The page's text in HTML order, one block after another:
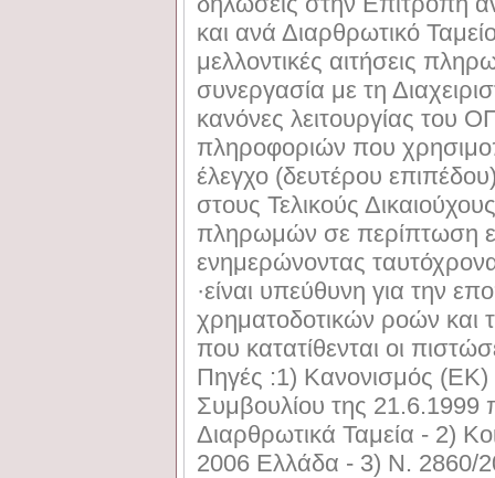
και ανά Διαρθρωτικό
μελλοντικές αιτήσεις
συνεργασία με τη
κανόνες λειτουργίας του
πληροφοριών που
έλεγχο (δευτέρου
στους Τελικούς
πληρωμών σε περίπτωση
ενημερώνοντας
·είναι υπεύθυνη για την
χρηματοδοτικών ροών και
που κατατίθενται οι
Πηγές :1) Κανονισμός
Συμβουλίου της 21.6.1999
Διαρθρωτικά Ταμεία - 2)
2006 Ελλάδα - 3) Ν. 2860/